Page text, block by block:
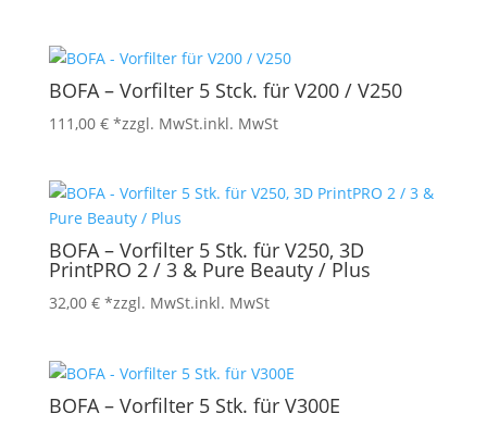
BOFA – Vorfilter 5 Stck. für V200 / V250
111,00 € *zzgl. MwSt.inkl. MwSt
BOFA – Vorfilter 5 Stk. für V250, 3D
PrintPRO 2 / 3 & Pure Beauty / Plus
32,00 € *zzgl. MwSt.inkl. MwSt
BOFA – Vorfilter 5 Stk. für V300E